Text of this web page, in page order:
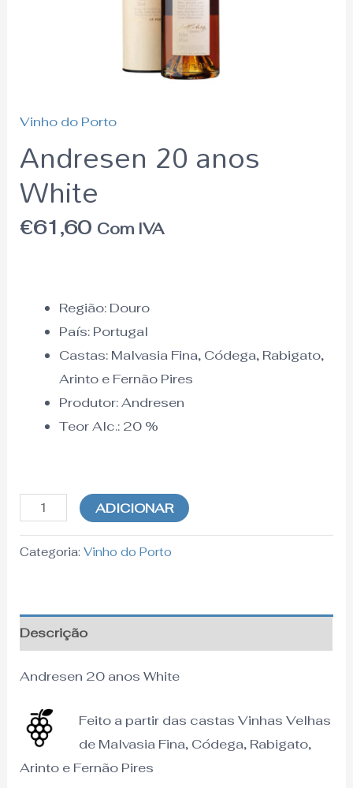
Vinho do Porto
Andresen 20 anos
White
€61,60 Com IVA
Região: Douro
País: Portugal
Castas: Malvasia Fina, Códega, Rabigato,
Arinto e Fernão Pires
Produtor:Andresen
Teor Alc.: 20 %
ADICIONAR
Categoria:Vinho do Porto
Descrição
Andresen 20 anos White
Feito a partir das castas Vinhas Velhas
de Malvasia Fina, Códega, Rabigato,
Arinto e Fernão Pires